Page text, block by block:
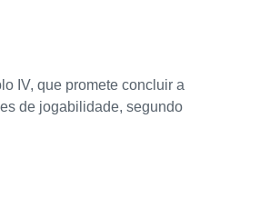
IV, que promete concluir a
de jogabilidade, segundo